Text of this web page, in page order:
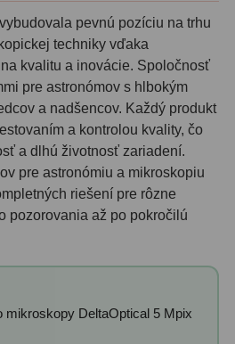
pevnú pozíciu na trhu
techniky vďaka
kvalitu a inovácie. Spoločnosť
pre astronómov s hlbokým
a nadšencov. Každý produkt
a kontrolou kvality, čo
a dlhú životnosť zariadení.
pre astronómiu a mikroskopiu
riešení pre rôzne
pozorovania až po pokročilú
mikroskopy DeltaOptical 5 Mpix